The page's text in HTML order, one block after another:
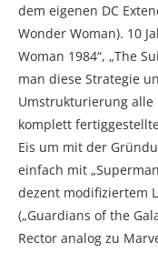
dem eigenen DC
Wonder Woman). 10
Woman 1984“, „The
man diese Strategie
Umstrukturierung alle
komplett
Eis um mit der
einfach mit
dezent modifiziertem
(„Guardians of the
Rector analog zu